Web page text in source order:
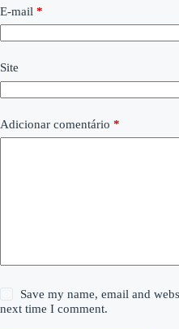
E-mail *
Site
Adicionar comentário *
Save my name, email and
next time I comment.